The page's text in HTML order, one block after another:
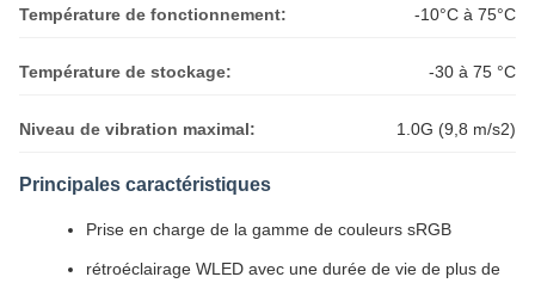
Température de fonctionnement: -10°C à 75°C
Température de stockage: -30 à 75 °C
Niveau de vibration maximal: 1.0G (9,8 m/s2)
Principales caractéristiques
Prise en charge de la gamme de couleurs sRGB
rétroéclairage WLED avec une durée de vie de plus de